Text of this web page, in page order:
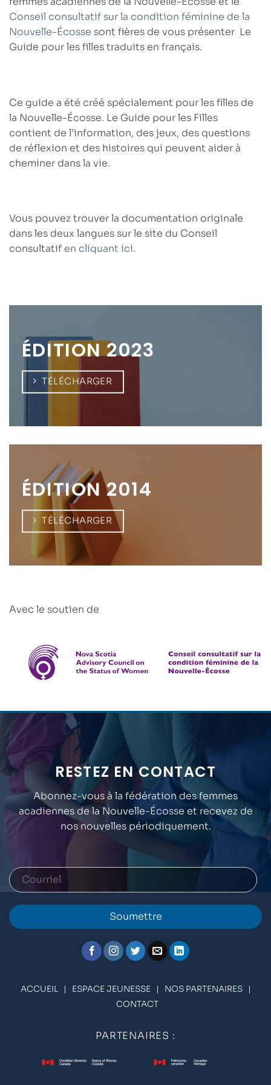
Conseil consultatif sur la condition féminine de la
Nouvelle-Écosse sont fières de vous présenter Le
Guide pour les fillestraduits en français.
Ce guide a été créé spécialement pour les filles de
la Nouvelle-Écosse. Le Guide pour les Filles
contient de l’information, des jeux, des questions
de réflexion et des histoires qui peuvent aider à
cheminer dans la vie.
Vous pouvez trouver la documentation originale
dans les deux langues sur le site du Conseil
consultatif en cliquant ici.
ÉDITION 2023
TÉLÉCHARGER
ÉDITION 2014
TÉLÉCHARGER
Avec le soutien de
RESTEZ EN CONTACT
Abonnez-vous à la fédération des femmes
acadiennes de la Nouvelle-Écosse et recevez de
nos nouvelles périodiquement.
Soumettre
ACCUEIL| ESPACE JEUNESSE| NOS PARTENAIRES|
CONTACT
PARTENAIRES :